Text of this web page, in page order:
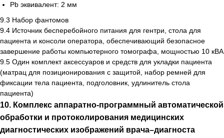
Pb эквивалент: 2 мм
9.3 Набор фантомов
9.4 Источник бесперебойного питания для гентри, стола для
пациента и консоли оператора, обеспечивающий безопасное
завершение работы компьютерного томографа, мощностью 10 кВА
9.5 Один комплект аксессуаров и средств для укладки пациента
(матрац для позиционирования с защитой, набор ремней для
фиксации тела пациента, подголовник, удлинитель стола
пациента)
10. Комплекс аппаратно-программный автоматической
обработки и протоколирования медицинских
диагностических изображений врача–диагноста